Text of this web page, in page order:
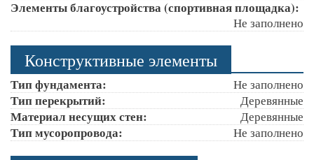
Элементы благоустройства (спортивная площадка):
Не заполнено
Конструктивные элементы
Тип фундамента: Не заполнено
Тип перекрытий: Деревянные
Материал несущих стен: Деревянные
Тип мусоропровода: Не заполнено